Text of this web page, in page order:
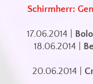
Schirmherr:
17.06.2014 |
18.06.2014 |
20.06.2014 |